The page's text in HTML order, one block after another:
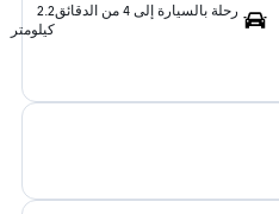
رحلة بالسيارة إلى 4 من الدقائق
2.2
كيلومتر